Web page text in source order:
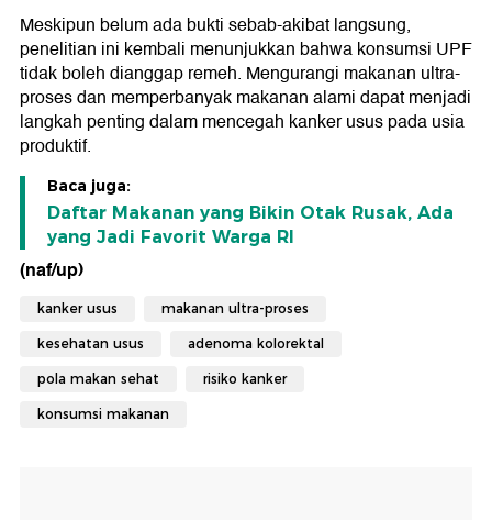
Meskipun belum ada bukti sebab-akibat langsung,
penelitian ini kembali menunjukkan bahwa konsumsi UPF
tidak boleh dianggap remeh. Mengurangi makanan ultra-
proses dan memperbanyak makanan alami dapat menjadi
langkah penting dalam mencegah kanker usus pada usia
produktif.
Baca juga:
Daftar Makanan yang Bikin Otak Rusak, Ada
yang Jadi Favorit Warga RI
(naf/up)
kanker usus makanan ultra-proses
kesehatan usus adenoma kolorektal
pola makan sehat risiko kanker
konsumsi makanan